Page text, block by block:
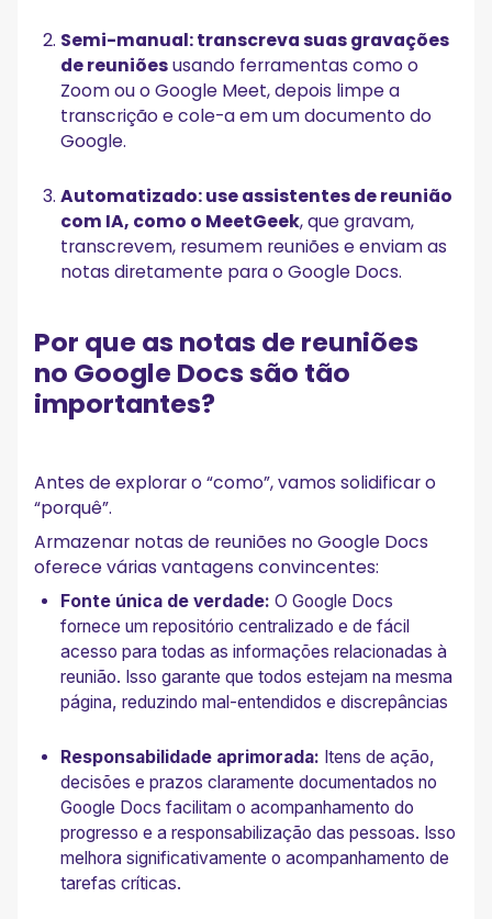
Semi-manual: transcreva suas gravações
de reuniõesusando ferramentas como o
Zoom ou o Google Meet, depois limpe a
transcrição e cole-a em um documento do
Google.
Automatizado: use assistentes de reunião
com IA, como o MeetGeek, que gravam,
transcrevem, resumem reuniões e enviam as
notas diretamente para o Google Docs.
Por que as notas de reuniões
no Google Docs são tão
importantes?
Antes de explorar o “como”, vamos solidificar o
“porquê”.
Armazenar notas de reuniões no Google Docs
oferece várias vantagens convincentes:
Fonte única de verdade: O Google Docs
fornece um repositório centralizado e de fácil
acesso para todas as informações relacionadas à
reunião. Isso garante que todos estejam na mesma
página, reduzindo mal-entendidos e discrepâncias
Responsabilidade aprimorada: Itens de ação,
decisões e prazos claramente documentados no
Google Docs facilitam o acompanhamento do
progresso e a responsabilização das pessoas. Isso
melhora significativamente o acompanhamento de
tarefas críticas.